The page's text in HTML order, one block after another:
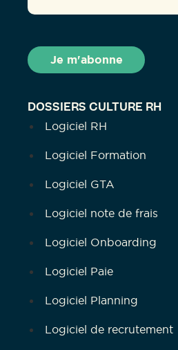
DOSSIERS CULTURE RH
Logiciel RH
Logiciel Formation
Logiciel GTA
Logiciel note de frais
Logiciel Onboarding
Logiciel Paie
Logiciel Planning
Logiciel de recrutement